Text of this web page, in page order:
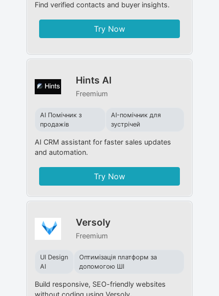
Find verified contacts and buyer insights.
Try Now
Hints AI
Freemium
AI Помічник з
продажів
AI-помічник для
зустрічей
AI CRM assistant for faster sales updates
and automation.
Try Now
Versoly
Freemium
UI Design
AI
Оптимізація платформ за
допомогою ШІ
Build responsive, SEO-friendly websites
without coding using Versoly.